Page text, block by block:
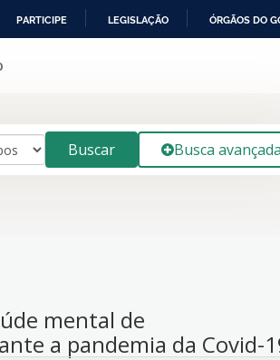
PARTICIPE LEGISLAÇÃO ÓRGÃOS DO
Buscar Busca avançada
mental de
a pandemia da Covid-